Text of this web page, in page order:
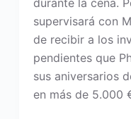
durante la cena.
supervisará con
de recibir a los
pendientes que
sus aniversarios
en más de 5.000